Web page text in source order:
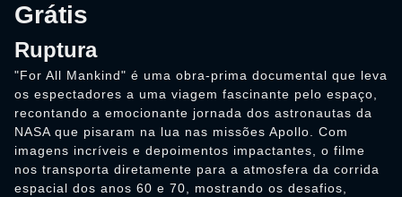
Grátis
Ruptura
"For All Mankind" é uma obra-prima documental que leva
os espectadores a uma viagem fascinante pelo espaço,
recontando a emocionante jornada dos astronautas da
NASA que pisaram na lua nas missões Apollo. Com
imagens incríveis e depoimentos impactantes, o filme
nos transporta diretamente para a atmosfera da corrida
espacial dos anos 60 e 70, mostrando os desafios,